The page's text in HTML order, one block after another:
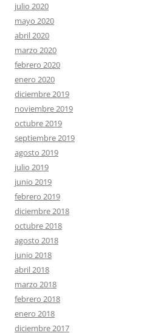
julio 2020
mayo 2020
abril 2020
marzo 2020
febrero 2020
enero 2020
diciembre 2019
noviembre 2019
octubre 2019
septiembre 2019
agosto 2019
julio 2019
junio 2019
febrero 2019
diciembre 2018
octubre 2018
agosto 2018
junio 2018
abril 2018
marzo 2018
febrero 2018
enero 2018
diciembre 2017